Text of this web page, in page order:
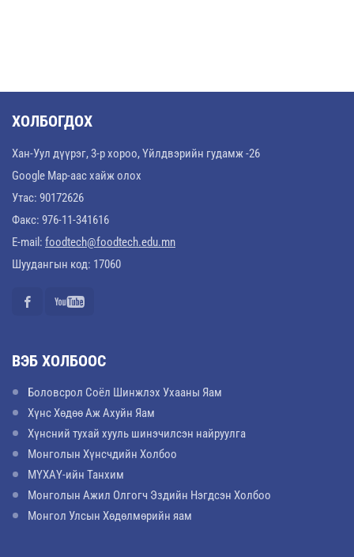
ХОЛБОГДОХ
Хан-Уул дүүрэг, 3-р хороо, Үйлдвэрийн гудамж -26
Google Map-аас хайж олох
Утас: 90172626
Факс: 976-11-341616
E-mail: foodtech@foodtech.edu.mn
Шуудангын код: 17060
ВЭБ ХОЛБООС
Боловсрол Соёл Шинжлэх Ухааны Яам
Хүнс Хөдөө Аж Ахуйн Яам
Хүнсний тухай хууль шинэчилсэн найруулга
Монголын Хүнсчдийн Холбоо
МҮХАҮ-ийн Танхим
Монголын Ажил Олгогч Эздийн Нэгдсэн Холбоо
Монгол Улсын Хөдөлмөрийн яам